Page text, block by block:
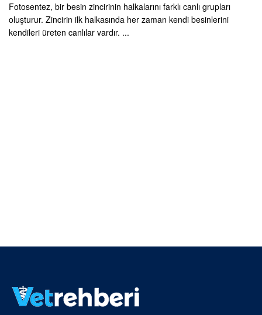
Fotosentez, bir besin zincirinin halkalarını farklı canlı grupları
oluşturur. Zincirin ilk halkasında her zaman kendi besinlerini
kendileri üreten canlılar vardır. ...